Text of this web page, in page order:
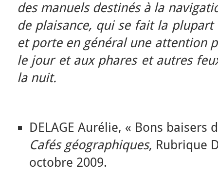
des manuels destinés à la
de plaisance, qui se fait la plupart
et porte en général une attention
le jour et aux phares et autres
la nuit.
DELAGE Aurélie, « Bons baisers
Cafés géographiques, Rubrique
octobre 2009.